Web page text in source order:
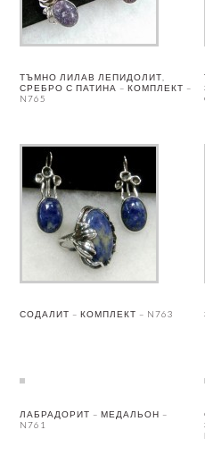
ТЪМНО ЛИЛАВ ЛЕПИДОЛИТ,
СРЕБРО С ПАТИНА – КОМПЛЕКТ –
N765
СОДАЛИТ – КОМПЛЕКТ – N763
ЛАБРАДОРИТ – МЕДАЛЬОН –
N761